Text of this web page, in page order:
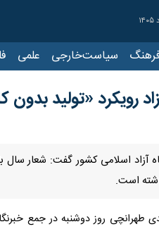
سیاست‌خارجی علمی فلسطین
رویکرد «تولید
آزاد اسلامی کشور گفت: شعار
است.
طهرانچی روز دوشنبه در جمع